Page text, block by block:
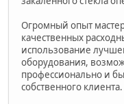
Огромный опыт
качественных
использование
оборудования,
профессионально и
собственного клиента.